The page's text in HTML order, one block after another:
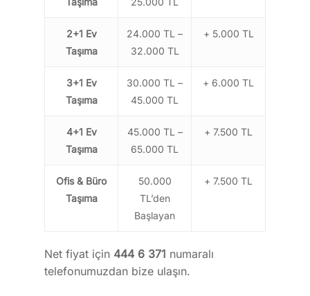
2+1 Ev
Taşıma
24.000 TL –
32.000 TL
+ 5.000 TL
3+1 Ev
Taşıma
30.000 TL –
45.000 TL
+ 6.000 TL
4+1 Ev
Taşıma
45.000 TL –
65.000 TL
+ 7.500 TL
Ofis & Büro
Taşıma
50.000
TL’den
Başlayan
+ 7.500 TL
Net fiyat için 444 6 371 numaralı
telefonumuzdan bize ulaşın.